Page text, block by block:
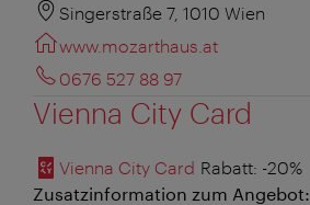
Singerstraße 7, 1010 Wien
www.mozarthaus.at
0676 527 88 97
Vienna City Card
Vienna City Card Rabatt: -20%
Zusatzinformation zum Angebot: